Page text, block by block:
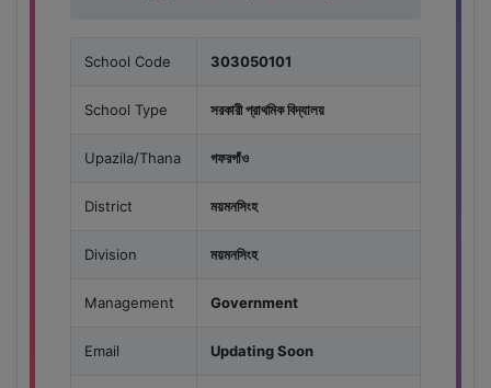
School Code 303050101
School Type সরকারী প্রাথমিক বিদ্যালয়
Upazila/Thana গফরগাঁও
District ময়মনসিংহ
Division ময়মনসিংহ
Management Government
Email Updating Soon